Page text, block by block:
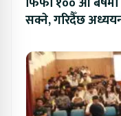
सक्ने, गरिदैँछ